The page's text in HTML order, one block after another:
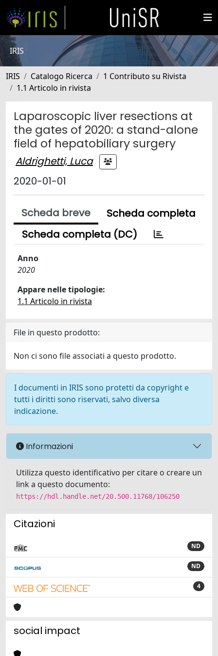
IRIS
IRIS Catalogo Ricerca
1 Contributo su Rivista
1.1 Articolo in rivista
Laparoscopic liver resections at
the gates of 2020: a stand-alone
field of hepatobiliary surgery
Aldrighetti, Luca
2020-01-01
Scheda breve
Scheda completa
Scheda completa (DC)
Anno
2020
Appare nelle tipologie:
1.1 Articolo in rivista
File in questo prodotto:
Non ci sono file associati a questo prodotto.
I documenti in IRIS sono protetti da copyright e
tutti i diritti sono riservati, salvo diversa
indicazione.
Informazioni
Utilizza questo identificativo per citare o creare un
link a questo documento:
https://hdl.handle.net/20.500.11768/106250
Citazioni
ND
ND
4
social impact